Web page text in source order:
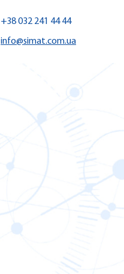
+38 032 241 44 44
info@simat.com.ua